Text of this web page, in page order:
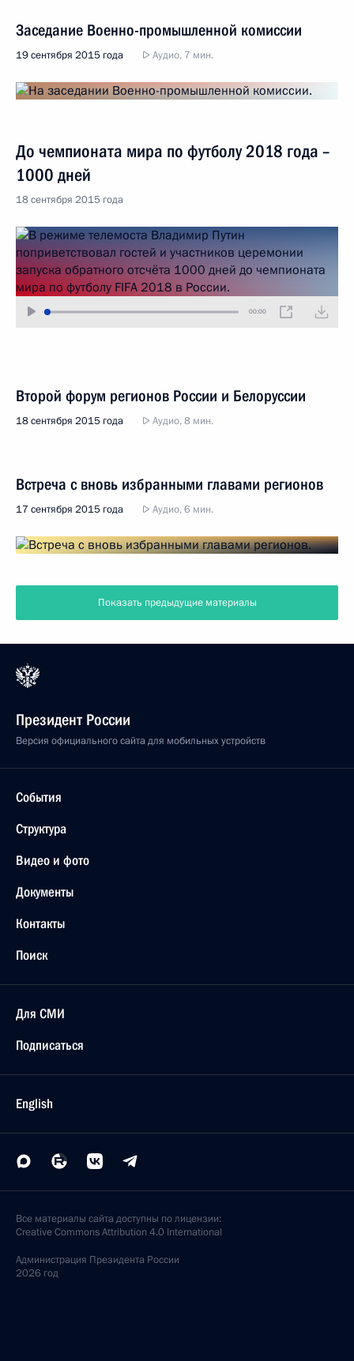
Заседание Военно-промышленной комиссии
19 сентября 2015 года Аудио, 7 мин.
До чемпионата мира по футболу 2018 года –
1000 дней
18 сентября 2015 года
00:00
Второй форум регионов России и Белоруссии
18 сентября 2015 года Аудио, 8 мин.
Встреча с вновь избранными главами регионов
17 сентября 2015 года Аудио, 6 мин.
Показать предыдущие материалы
Президент России
Версия официального сайта для мобильных устройств
События
Структура
Видео и фото
Документы
Контакты
Поиск
Для СМИ
Подписаться
English
Все материалы сайта доступны по лицензии:
Creative Commons Attribution 4.0 International
Администрация Президента России
2026 год